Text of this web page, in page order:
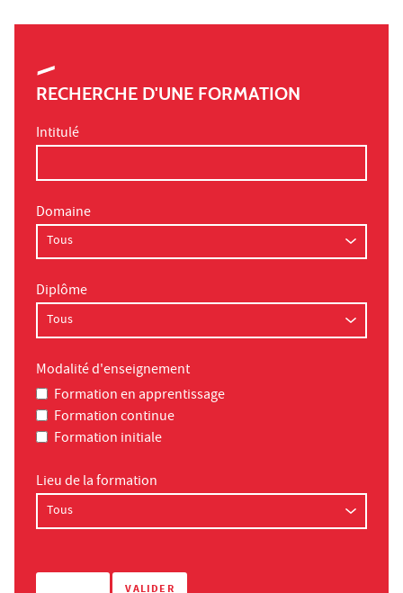
RECHERCHE D'UNE FORMATION
Intitulé
Domaine
Diplôme
Modalité d'enseignement
Formation en apprentissage
Formation continue
Formation initiale
Lieu de la formation